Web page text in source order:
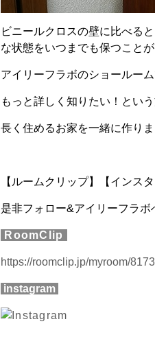
ビニールクロスの壁に比べる
な状態をいつまでも保つこと
アイリーフラボのショールー
もっと詳しく知りたい！とい
長く住めるお家を一緒に作りま
【ルームクリップ】【インス
是非フォロー&アイリーフラボ
RoomClip
https://roomclip.jp/myroom/
instagram